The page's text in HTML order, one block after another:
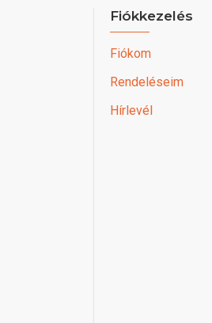
Fiókkezelés
Fiókom
Rendeléseim
Hírlevél